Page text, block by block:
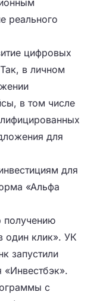
реального
цифровых
в личном
в том числе
для
для
«Альфа
получению
один клик». УК
запустили
«Инвестбэк».
с